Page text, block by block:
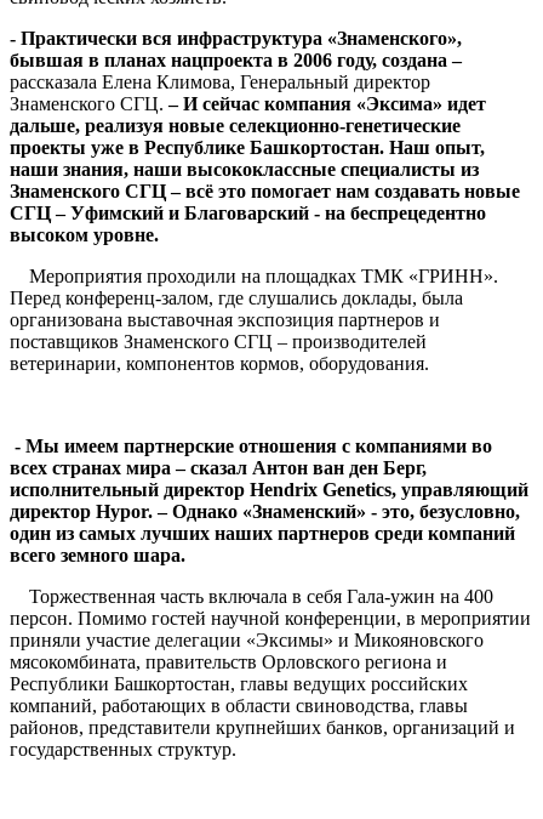
- Практически вся инфраструктура «Знаменского»,
бывшая в планах нацпроекта в 2006 году, создана –
рассказала Елена Климова, Генеральный директор
Знаменского СГЦ. – И сейчас компания «Эксима» идет
дальше, реализуя новые селекционно-генетические
проекты уже в Республике Башкортостан. Наш опыт,
наши знания, наши высококлассные специалисты из
Знаменского СГЦ – всё это помогает нам создавать новые
СГЦ – Уфимский и Благоварский - на беспрецедентно
высоком уровне.
Мероприятия проходили на площадках ТМК «ГРИНН».
Перед конференц-залом, где слушались доклады, была
организована выставочная экспозиция партнеров и
поставщиков Знаменского СГЦ – производителей
ветеринарии, компонентов кормов, оборудования.
- Мы имеем партнерские отношения с компаниями во
всех странах мира – сказал Антон ван ден Берг,
исполнительный директор Hendrix Genetics, управляющий
директор Hypor. – Однако «Знаменский» - это, безусловно,
один из самых лучших наших партнеров среди компаний
всего земного шара.
Торжественная часть включала в себя Гала-ужин на 400
персон. Помимо гостей научной конференции, в мероприятии
приняли участие делегации «Эксимы» и Микояновского
мясокомбината, правительств Орловского региона и
Республики Башкортостан, главы ведущих российских
компаний, работающих в области свиноводства, главы
районов, представители крупнейших банков, организаций и
государственных структур.